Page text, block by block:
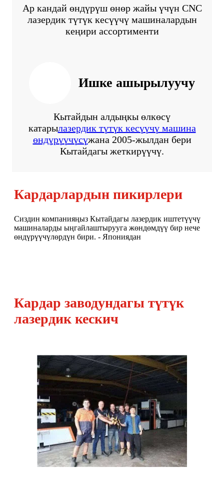
Ар кандай өндүрүш өнөр жайы үчүн CNC
лазердик түтүк кесүүчү машиналардын
кеңири ассортименти
Ишке ашырылуучу
Кытайдын алдыңкы өлкөсү
катарылазердик түтүк кесүүчү машина
өндүрүүчүсүжана 2005-жылдан бери
Кытайдагы жеткирүүчү.
Кардарлардын пикирлери
Сиздин компанияңыз Кытайдагы лазердик иштетүүчү
машиналарды ыңгайлаштырууга жөндөмдүү бир нече
өндүрүүчүлөрдүн бири. - Япониядан
Кардар заводундагы түтүк
лазердик кескич